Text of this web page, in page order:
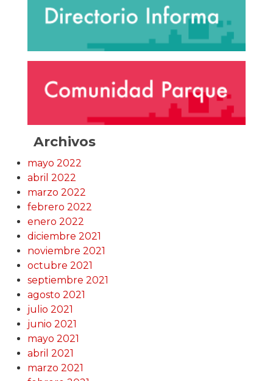
Archivos
mayo 2022
abril 2022
marzo 2022
febrero 2022
enero 2022
diciembre 2021
noviembre 2021
octubre 2021
septiembre 2021
agosto 2021
julio 2021
junio 2021
mayo 2021
abril 2021
marzo 2021